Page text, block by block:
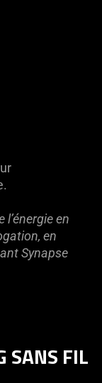
l’énergie en
en
Synapse
SANS FIL